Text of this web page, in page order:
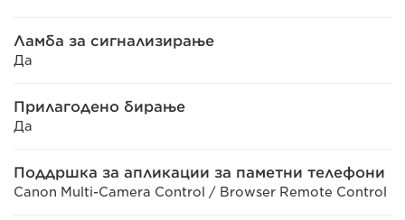
Ламба за сигнализирање
Да
Прилагодено бирање
Да
Поддршка за апликации за паметни телефони
Canon Multi-Camera Control / Browser Remote Control